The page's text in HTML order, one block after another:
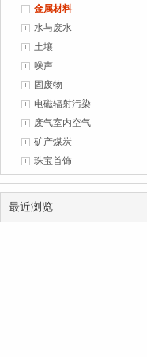
金属材料
水与废水
土壤
噪声
固废物
电磁辐射污染
废气室内空气
矿产煤炭
珠宝首饰
最近浏览